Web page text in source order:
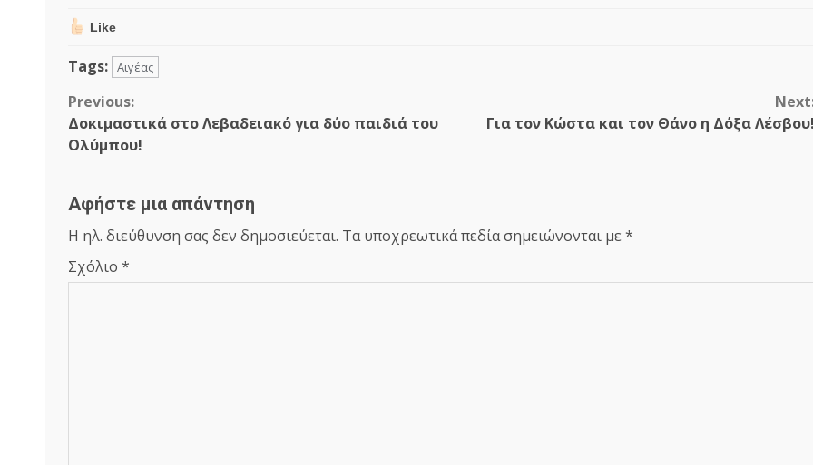
Like
Tags: Αιγέας
Continue
Reading
Previous:
Δοκιμαστικά στο Λεβαδειακό για δύο παιδιά του
Ολύμπου!
Για τον Κώστα και τον Θάνο η Δόξα
Αφήστε μια απάντηση
Η ηλ. διεύθυνση σας δεν δημοσιεύεται. Τα υποχρεωτικά πεδία σημειώνονται με *
Σχόλιο *